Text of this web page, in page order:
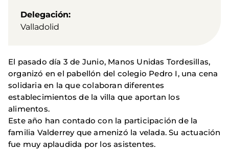
Delegación
Valladolid
El pasado día 3 de Junio, Manos Unidas Tordesillas,
organizó en el pabellón del colegio Pedro I, una cena
solidaria en la que colaboran diferentes
establecimientos de la villa que aportan los
alimentos.
Este año han contado con la participación de la
familia Valderrey que amenizó la velada. Su actuación
fue muy aplaudida por los asistentes.